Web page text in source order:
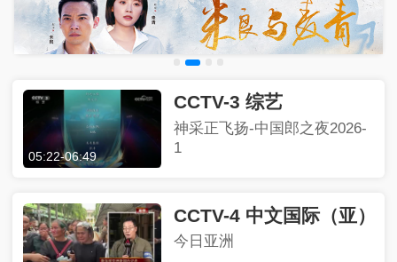
05:22-06:49
CCTV-3 综艺
神采正飞扬-中国郎之夜2026-
1
CCTV-4 中文国际（亚）
今日亚洲